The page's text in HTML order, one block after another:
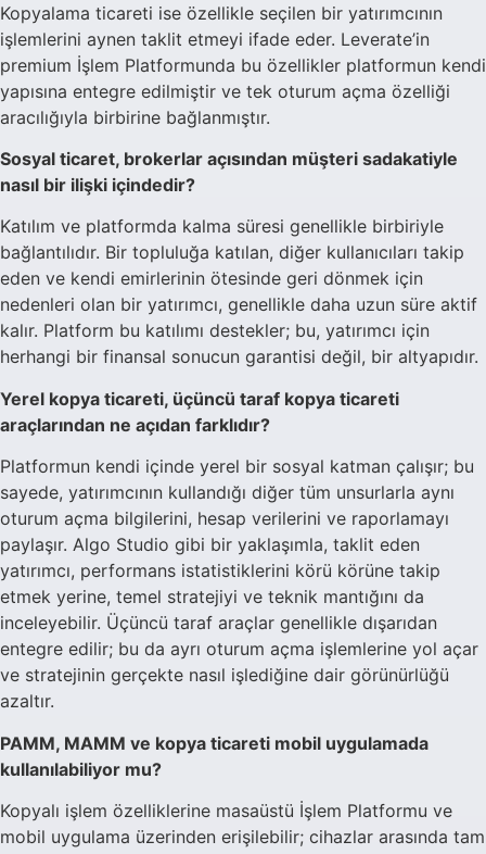
Kopyalama ticareti ise özellikle seçilen bir yatırımcının
işlemlerini aynen taklit etmeyi ifade eder. Leverate’in
premium İşlem Platformunda bu özellikler platformun kendi
yapısına entegre edilmiştir ve tek oturum açma özelliği
aracılığıyla birbirine bağlanmıştır.
Sosyal ticaret, brokerlar açısından müşteri sadakatiyle
nasıl bir ilişki içindedir?
Katılım ve platformda kalma süresi genellikle birbiriyle
bağlantılıdır. Bir topluluğa katılan, diğer kullanıcıları takip
eden ve kendi emirlerinin ötesinde geri dönmek için
nedenleri olan bir yatırımcı, genellikle daha uzun süre aktif
kalır. Platform bu katılımı destekler; bu, yatırımcı için
herhangi bir finansal sonucun garantisi değil, bir altyapıdır.
Yerel kopya ticareti, üçüncü taraf kopya ticareti
araçlarından ne açıdan farklıdır?
Platformun kendi içinde yerel bir sosyal katman çalışır; bu
sayede, yatırımcının kullandığı diğer tüm unsurlarla aynı
oturum açma bilgilerini, hesap verilerini ve raporlamayı
paylaşır. Algo Studio gibi bir yaklaşımla, taklit eden
yatırımcı, performans istatistiklerini körü körüne takip
etmek yerine, temel stratejiyi ve teknik mantığını da
inceleyebilir. Üçüncü taraf araçlar genellikle dışarıdan
entegre edilir; bu da ayrı oturum açma işlemlerine yol açar
ve stratejinin gerçekte nasıl işlediğine dair görünürlüğü
azaltır.
PAMM, MAMM ve kopya ticareti mobil uygulamada
kullanılabiliyor mu?
Kopyalı işlem özelliklerine masaüstü İşlem Platformu ve
mobil uygulama üzerinden erişilebilir; cihazlar arasında tam